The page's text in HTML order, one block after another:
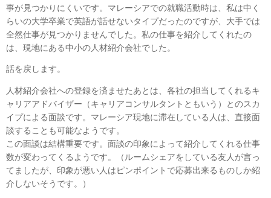
事が見つかりにくいです。マレーシアでの就職活動時は、私は中く
らいの大学卒業で英語が話せないタイプだったのですが、大手では
全然仕事が見つかりませんでした。私の仕事を紹介してくれたの
は、現地にある中小の人材紹介会社でした。
話を戻します。
人材紹介会社への登録を済ませたあとは、各社の担当してくれるキ
ャリアアドバイザー（キャリアコンサルタントともいう）とのスカ
イプによる面談です。マレーシア現地に滞在している人は、直接面
談することも可能なようです。
この面談は結構重要です。面談の印象によって紹介してくれる仕事
数が変わってくるようです。（ルームシェアをしている友人が言っ
てましたが、印象が悪い人はピンポイントで応募出来るものしか紹
介しないそうです。）